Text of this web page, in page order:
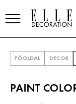
FŐOLDAL DECOR
PAINT